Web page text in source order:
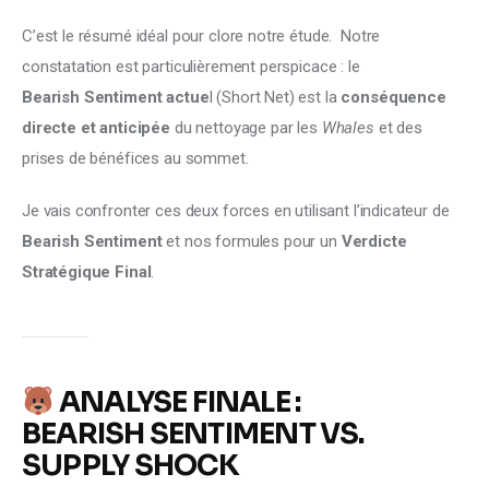
C’est le résumé idéal pour clore notre étude.  Notre
constatation est particulièrement perspicace : le
Bearish Sentiment actuel (Short Net) est la conséquence
directe et anticipée du nettoyage par les Whales et des
prises de bénéfices au sommet.
Je vais confronter ces deux forces en utilisant l’indicateur de
Bearish Sentiment et nos formules pour un Verdicte
Stratégique Final
ANALYSE FINALE :
BEARISH SENTIMENT VS.
SUPPLY SHOCK